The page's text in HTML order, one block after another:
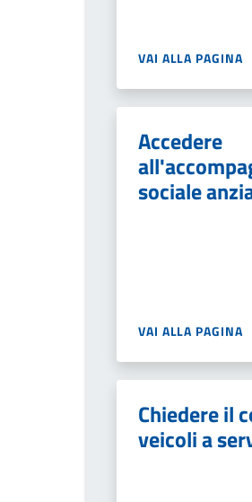
VAI ALLA PAGINA
Accedere
sociale
VAI ALLA PAGINA
Chiedere il
veicoli a